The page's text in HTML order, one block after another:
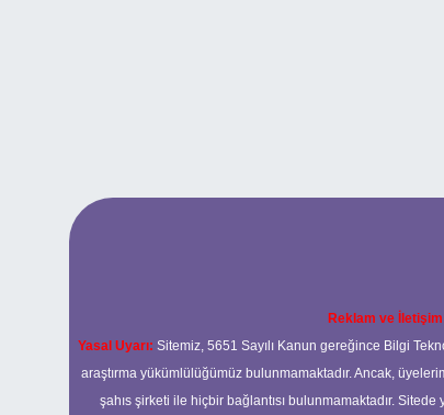
Reklam ve
Yasal Uyarı: Sitemiz, 5651 Sayılı Kanun gereğince Bilgi
araştırma yükümlülüğümüz bulunmamaktadır. Ancak,
şahıs şirketi ile hiçbir bağlantısı bulunmamaktadır.